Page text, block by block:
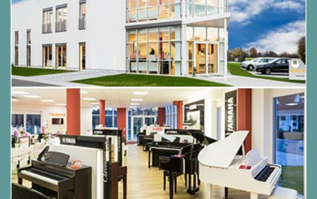
Grand Feel Compact Mechanik
mit Druckpunkt und Holztastatur
mit Ivory Touch Oberfläche
Das Modell CA501 ist mit einer Grand Feel
Compact Mechanik mit Holztasten ausgestattet,
die - dank der 90-jährigen Erfahrung von Kawai im
Klavierbau - ein außergewöhnlich realistisches
Spielgefühl vermittelt. Alle 88 Tasten sind
komplett aus langen Holzstücken gefertigt, wobei